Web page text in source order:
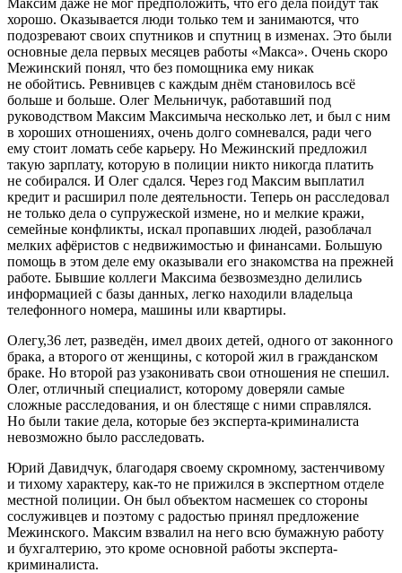
хорошо. Оказывается люди только тем и занимаются, что
подозревают своих спутников и спутниц в изменах. Это были
основные дела первых месяцев работы «Макса». Очень скоро
Межинский понял, что без помощника ему никак
не обойтись. Ревнивцев с каждым днём становилось всё
больше и больше. Олег Мельничук, работавший под
руководством Максим Максимыча несколько лет, и был с ним
в хороших отношениях, очень долго сомневался, ради чего
ему стоит ломать себе карьеру. Но Межинский предложил
такую зарплату, которую в полиции никто никогда платить
не собирался. И Олег сдался. Через год Максим выплатил
кредит и расширил поле деятельности. Теперь он расследовал
не только дела о супружеской измене, но и мелкие кражи,
семейные конфликты, искал пропавших людей, разоблачал
мелких афёристов с недвижимостью и финансами. Большую
помощь в этом деле ему оказывали его знакомства на прежней
работе. Бывшие коллеги Максима безвозмездно делились
информацией с базы данных, легко находили владельца
телефонного номера, машины или квартиры.
Олегу,36 лет, разведён, имел двоих детей, одного от законного
брака, а второго от женщины, с которой жил в гражданском
браке. Но второй раз узаконивать свои отношения не спешил.
Олег, отличный специалист, которому доверяли самые
сложные расследования, и он блестяще с ними справлялся.
Но были такие дела, которые без эксперта-криминалиста
невозможно было расследовать.
Юрий Давидчук, благодаря своему скромному, застенчивому
и тихому характеру, как-то не прижился в экспертном отделе
местной полиции. Он был объектом насмешек со стороны
сослуживцев и поэтому с радостью принял предложение
Межинского. Максим взвалил на него всю бумажную работу
и бухгалтерию, это кроме основной работы эксперта-
криминалиста.